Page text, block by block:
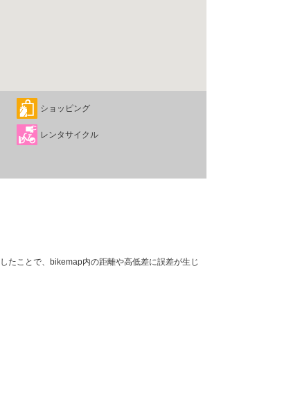
ショッピング
レンタサイクル
たことで、bikemap内の距離や高低差に誤差が生じ